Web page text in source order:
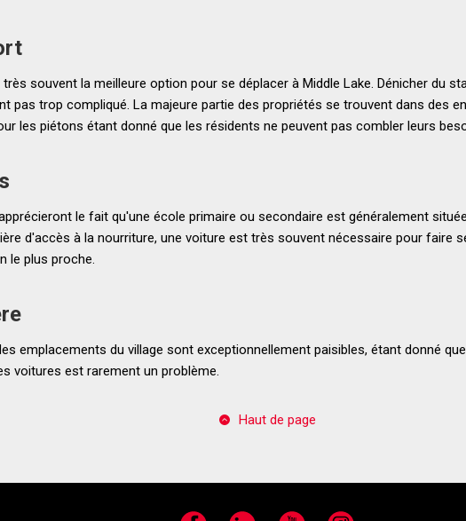
souvent la meilleure option pour se déplacer à Middle Lake. Dénicher du
pas trop compliqué. La majeure partie des propriétés se trouvent dans des
les piétons étant donné que les résidents ne peuvent pas combler leurs
le fait qu'une école primaire ou secondaire est généralement
d'accès à la nourriture, une voiture est très souvent nécessaire pour faire
le plus proche.
emplacements du village sont exceptionnellement paisibles, étant donné
voitures est rarement un problème.
Haut de page